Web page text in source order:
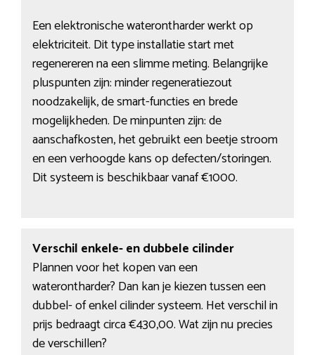
Een elektronische waterontharder werkt op
elektriciteit. Dit type installatie start met
regenereren na een slimme meting. Belangrijke
pluspunten zijn: minder regeneratiezout
noodzakelijk, de smart-functies en brede
mogelijkheden. De minpunten zijn: de
aanschafkosten, het gebruikt een beetje stroom
en een verhoogde kans op defecten/storingen.
Dit systeem is beschikbaar vanaf €1000.
Verschil enkele- en dubbele cilinder
Plannen voor het kopen van een
waterontharder? Dan kan je kiezen tussen een
dubbel- of enkel cilinder systeem. Het verschil in
prijs bedraagt circa €430,00. Wat zijn nu precies
de verschillen?